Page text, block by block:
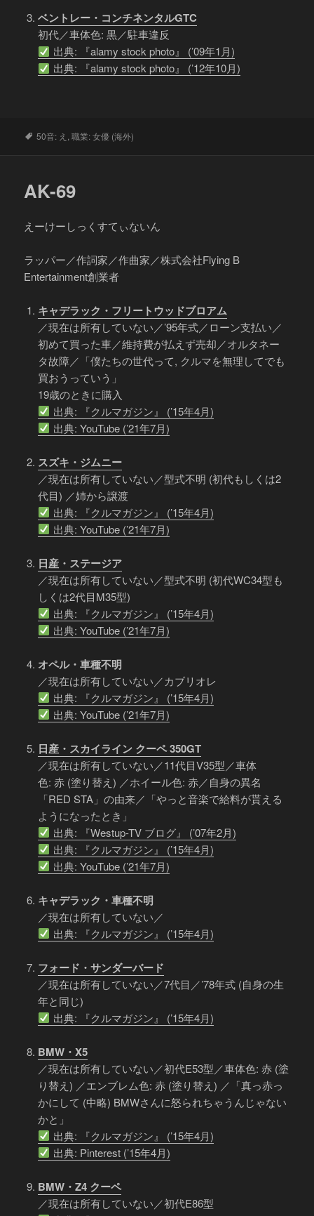
ベントレー・コンチネンタルGTC
初代／車体色: 黒／駐車違反
出典: 『alamy stock photo』 (’09年1月)
出典: 『alamy stock photo』 (’12年10月)
タ
50音: え ,職業: 女優 (海外)
AK-69
えーけーしっくすてぃないん
ラッパー／作詞家／作曲家／株式会社Flying B
Entertainment創業者
キャデラック・フリートウッドブロアム
／現在は所有していない／’95年式／ローン支払い／
初めて買った車／維持費が払えず売却／オルタネー
タ故障／「僕たちの世代って, クルマを無理してでも
買おうっていう」
19歳のときに購入
出典: 『クルマガジン』 (’15年4月)
出典: YouTube (’21年7月)
スズキ・ジムニー
／現在は所有していない／型式不明 (初代もしくは2
代目) ／姉から譲渡
出典: 『クルマガジン』 (’15年4月)
出典: YouTube (’21年7月)
日産・ステージア
／現在は所有していない／型式不明 (初代WC34型も
しくは2代目M35型)
出典: 『クルマガジン』 (’15年4月)
出典: YouTube (’21年7月)
オペル・車種不明
／現在は所有していない／カブリオレ
出典: 『クルマガジン』 (’15年4月)
出典: YouTube (’21年7月)
日産・スカイライン クーペ 350GT
／現在は所有していない／11代目V35型／車体
色: 赤 (塗り替え) ／ホイール色: 赤／自身の異名
「RED STA」の由来／「やっと音楽で給料が貰える
ようになったとき」
出典: 『Westup-TV ブログ』 (’07年2月)
出典: 『クルマガジン』 (’15年4月)
出典: YouTube (’21年7月)
キャデラック・車種不明
／現在は所有していない／
出典: 『クルマガジン』 (’15年4月)
フォード・サンダーバード
／現在は所有していない／7代目／’78年式 (自身の生
年と同じ)
出典: 『クルマガジン』 (’15年4月)
BMW・X5
／現在は所有していない／初代E53型／車体色: 赤 (塗
り替え) ／エンブレム色: 赤 (塗り替え) ／「真っ赤っ
かにして (中略) BMWさんに怒られちゃうんじゃない
かと」
出典: 『クルマガジン』 (’15年4月)
出典: Pinterest (’15年4月)
BMW・Z4 クーペ
／現在は所有していない／初代E86型